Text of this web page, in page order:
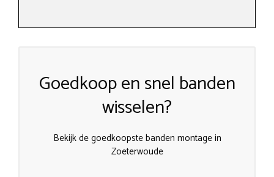
Goedkoop en snel banden
wisselen?
Bekijk de goedkoopste banden montage in
Zoeterwoude